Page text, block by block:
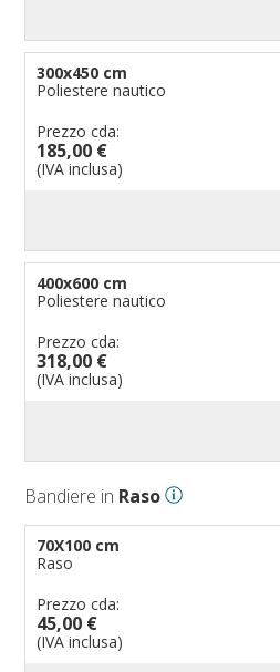
300x450 cm
Poliestere nautico
Prezzo cda:
185,00 €
(IVA inclusa)
400x600 cm
Poliestere nautico
Prezzo cda:
318,00 €
(IVA inclusa)
Bandiere in Raso
70X100 cm
Raso
Prezzo cda:
45,00 €
(IVA inclusa)